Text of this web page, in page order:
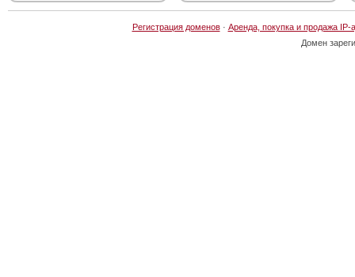
Регистрация доменов· Аренда, покупка и продажа IP-
Домен